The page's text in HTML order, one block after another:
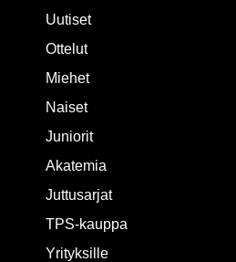
Uutiset
Ottelut
Miehet
Naiset
Juniorit
Akatemia
Juttusarjat
TPS-kauppa
Yrityksille